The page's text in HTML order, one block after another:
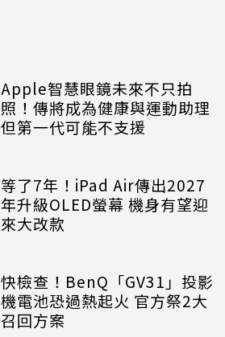
Apple智慧眼鏡未來不只拍
照！傳將成為健康與運動助理
但第一代可能不支援
等了7年！iPad Air傳出2027
年升級OLED螢幕 機身有望迎
來大改款
快檢查！BenQ「GV31」投影
機電池恐過熱起火 官方祭2大
召回方案